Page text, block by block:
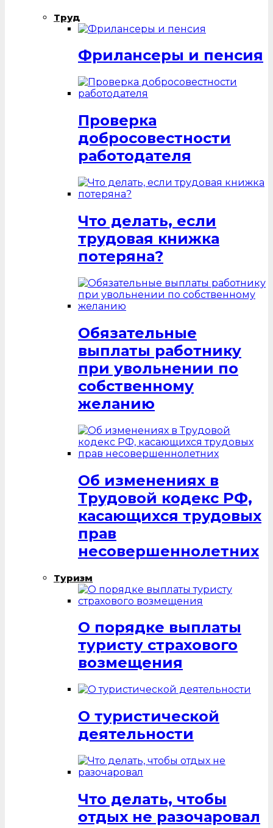
Труд
Фрилансеры и пенсия
Проверка
добросовестности
работодателя
Что делать, если
трудовая книжка
потеряна?
Обязательные
выплаты работнику
при увольнении по
собственному
желанию
Об изменениях в
Трудовой кодекс РФ,
касающихся трудовых
прав
несовершеннолетних
Туризм
О порядке выплаты
туристу страхового
возмещения
О туристической
деятельности
Что делать, чтобы
отдых не разочаровал